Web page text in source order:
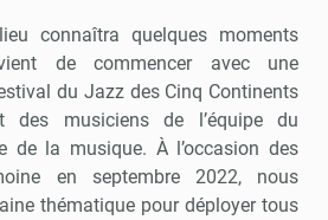
connaîtra quelques moments
de commencer avec une
du Jazz des Cinq Continents
des musiciens de l’équipe du
de la musique. À l’occasion des
en septembre 2022, nous
thématique pour déployer tous